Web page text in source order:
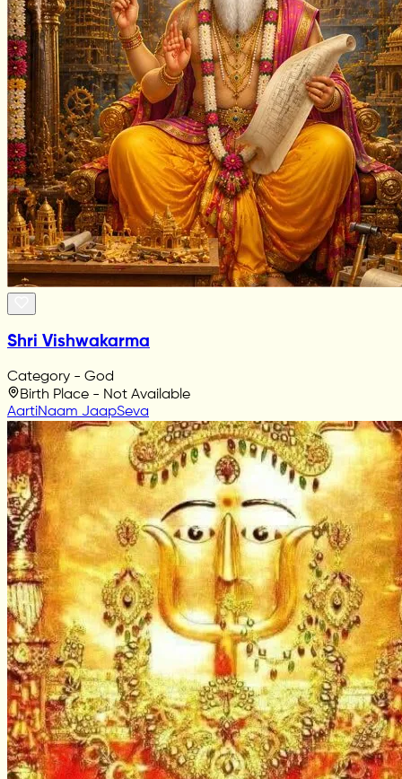
Shri Vishwakarma
Category - God
Birth Place - Not Available
AartiNaam JaapSeva